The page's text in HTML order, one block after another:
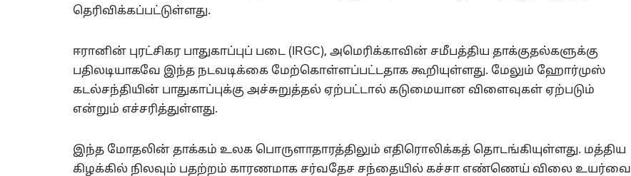
தெரிவிக்கப்பட்டுள்ளது.
ஈரானின் புரட்சிகர பாதுகாப்புப் படை (IRGC), அமெரிக்காவின் சமீபத்திய தாக்குதல்களுக்கு
பதிலடியாகவே இந்த நடவடிக்கை மேற்கொள்ளப்பட்டதாக கூறியுள்ளது. மேலும் ஹோர்முஸ்
கடல்சந்தியின் பாதுகாப்புக்கு அச்சுறுத்தல் ஏற்பட்டால் கடுமையான விளைவுகள் ஏற்படும்
என்றும் எச்சரித்துள்ளது.
இந்த மோதலின் தாக்கம் உலக பொருளாதாரத்திலும் எதிரொலிக்கத் தொடங்கியுள்ளது. மத்திய
கிழக்கில் நிலவும் பதற்றம் காரணமாக சர்வதேச சந்தையில் கச்சா எண்ணெய் விலை உயர்வை